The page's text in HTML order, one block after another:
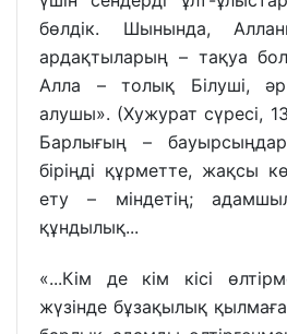
бөлдік. Шынында,
ардақтыларың – тақуа
Алла – толық Білуші,
алушы». (Хужурат сүресі,
Барлығың –
біріңді құрметте, жақсы
ету – міндетің;
құндылық...
«...Кім де кім кісі
жүзінде бұзақылық